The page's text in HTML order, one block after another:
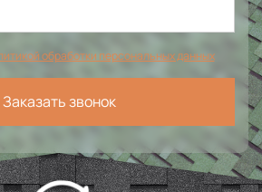
обработки персональных данных
Заказать звонок